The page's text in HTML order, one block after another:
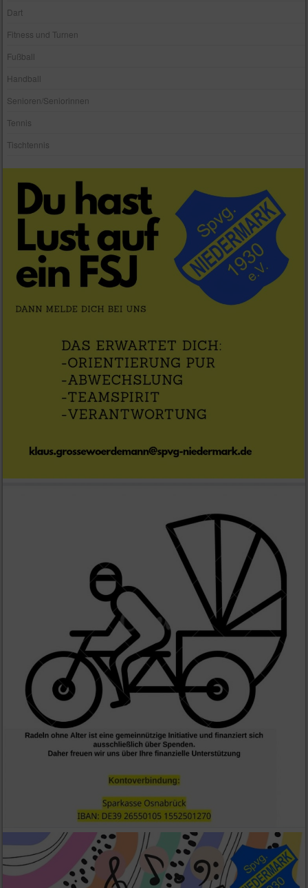
Dart
Fitness und Turnen
Fußball
Handball
Senioren/Seniorinnen
Tennis
Tischtennis